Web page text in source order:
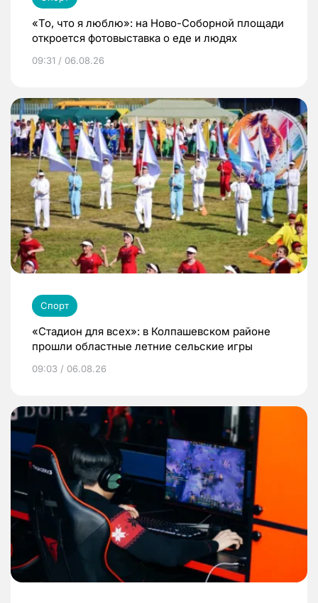
«То, что я люблю»: на Ново-Соборной площади
откроется фотовыставка о еде и людях
09:31 / 06.08.26
Спорт
«Стадион для всех»: в Колпашевском районе
прошли областные летние сельские игры
09:03 / 06.08.26